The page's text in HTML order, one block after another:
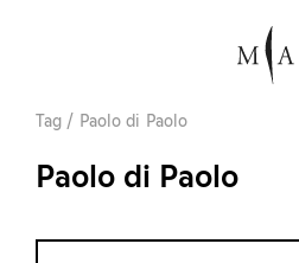
Tag / Paolo di Paolo
Paolo di Paolo